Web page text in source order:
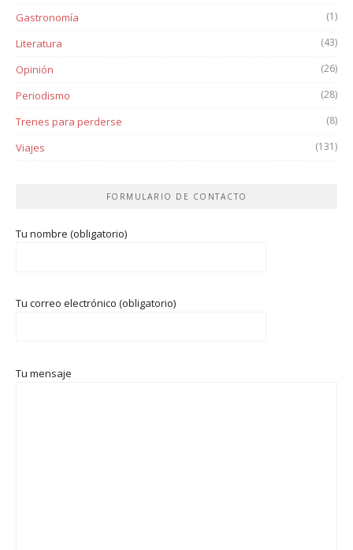
Gastronomía (1)
Literatura (43)
Opinión (26)
Periodismo (28)
Trenes para perderse (8)
Viajes (131)
FORMULARIO DE CONTACTO
Tu nombre (obligatorio)
Tu correo electrónico (obligatorio)
Tu mensaje